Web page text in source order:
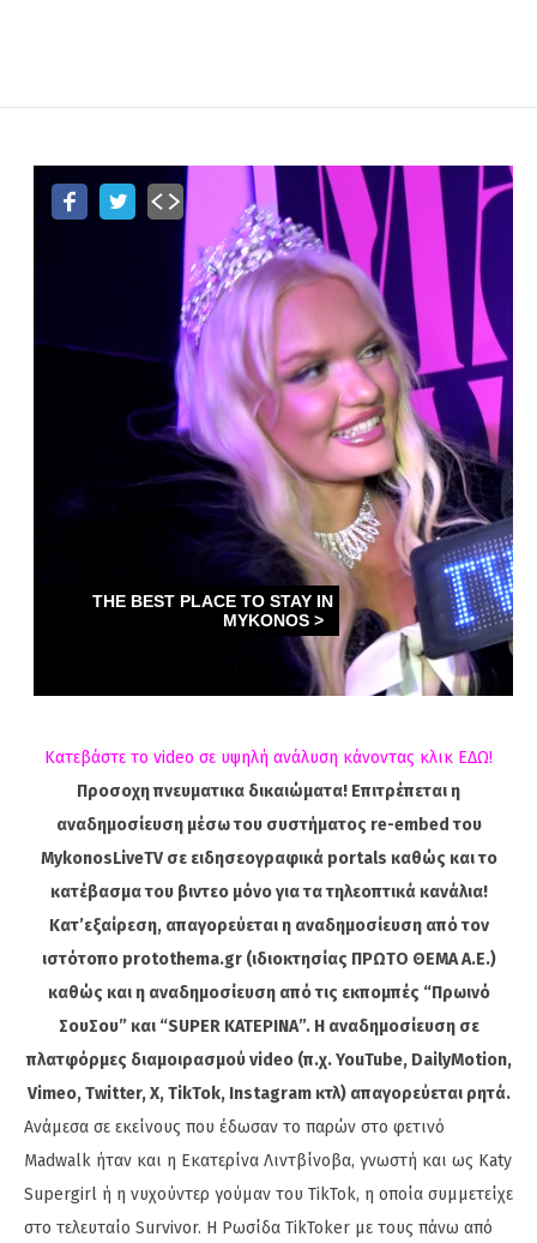
Κατεβάστε το video σε υψηλή ανάλυση κάνοντας κλικ ΕΔΩ!
Προσοχη πνευματικα δικαιώματα! Επιτρέπεται η
αναδημοσίευση μέσω του συστήματος re-embed του
MykonosLiveTV σε ειδησεογραφικά portals καθώς και το
κατέβασμα του βιντεο μόνο για τα τηλεοπτικά κανάλια!
Κατ’εξαίρεση, απαγορεύεται η αναδημοσίευση από τον
ιστότοπο protothema.gr (ιδιοκτησίας ΠΡΩΤΟ ΘΕΜΑ A.E.)
καθώς και η αναδημοσίευση από τις εκπομπές “Πρωινό
ΣουΣου” και “SUPER ΚΑΤΕΡΙΝΑ”. Η αναδημοσίευση σε
πλατφόρμες διαμοιρασμού video (π.χ. YouTube, DailyMotion,
Vimeo, Twitter, X, TikTok, Instagram κτλ) απαγορεύεται ρητά.
Ανάμεσα σε εκείνους που έδωσαν το παρών στο φετινό
Madwalk ήταν και η Εκατερίνα Λιντβίνοβα, γνωστή και ως Katy
Supergirl ή η νυχούντερ γούμαν του TikTok, η οποία συμμετείχε
στο τελευταίο Survivor. H Ρωσίδα TikToker με τους πάνω από